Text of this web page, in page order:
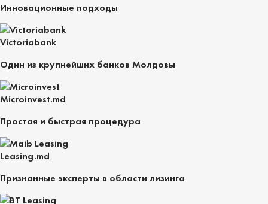
Инновационные подходы
Victoriabank
Один из крупнейших банков Молдовы
Microinvest.md
Простая и быстрая процедура
Leasing.md
Признанные эксперты в области лизинга